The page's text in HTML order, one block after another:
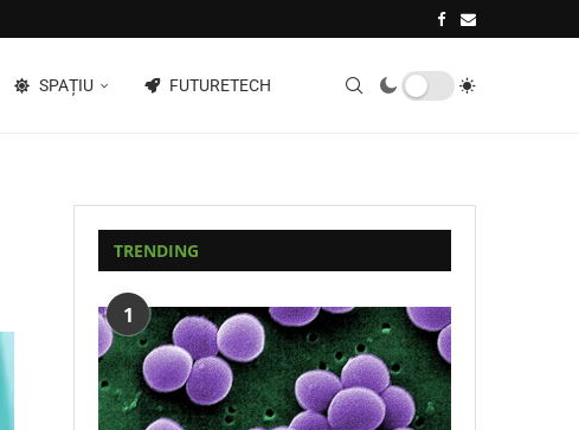
SPAȚIU FUTURETECH
TRENDING
1